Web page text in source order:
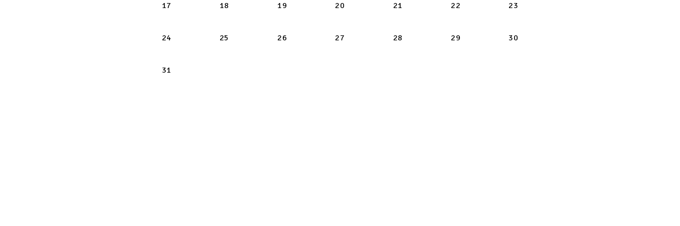
17 lunes 2026-08-17
18 martes 2026-08-18
19 miércoles 2026-08-19
20 jueves 2026-08-20
21 viernes 2026-08-21
22 sábado 2026-08-22
23
24lunes 2026-08-24
25 martes 2026-08-25
26 miércoles 2026-08-26
27 jueves 2026-08-27
28 viernes 2026-08-28
29 sábado 2026-08-29
30
31